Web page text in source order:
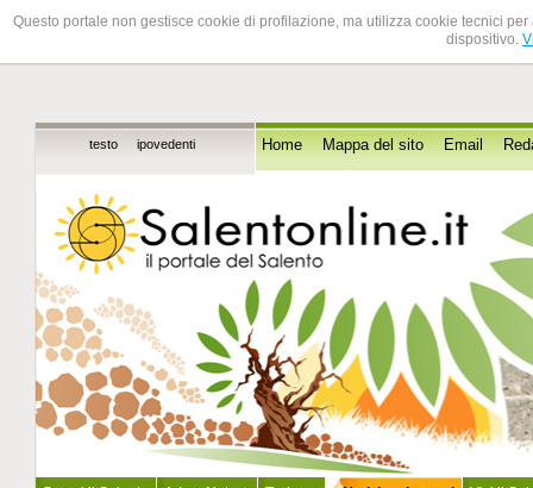
Questo portale non gestisce cookie di profilazione, ma utilizza cookie tecnici
dispositivo.
testo ipovedenti Home Mappa del sito Email